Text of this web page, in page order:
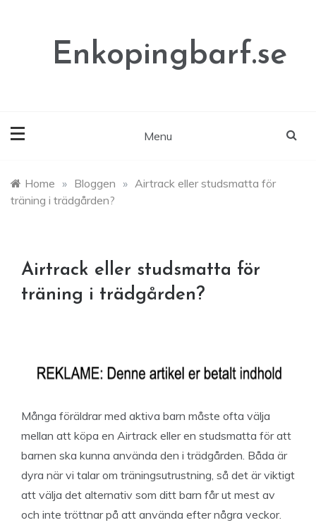
Enkopingbarf.se
Menu
Home » Bloggen » Airtrack eller studsmatta för
träning i trädgården?
Airtrack eller studsmatta för
träning i trädgården?
Många föräldrar med aktiva barn måste ofta välja
mellan att köpa en Airtrack eller en studsmatta för att
barnen ska kunna använda den i trädgården. Båda är
dyra när vi talar om träningsutrustning, så det är viktigt
att välja det alternativ som ditt barn får ut mest av
och inte tröttnar på att använda efter några veckor.